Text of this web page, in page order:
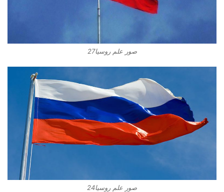
صور علم روسيا27
صور علم روسيا24